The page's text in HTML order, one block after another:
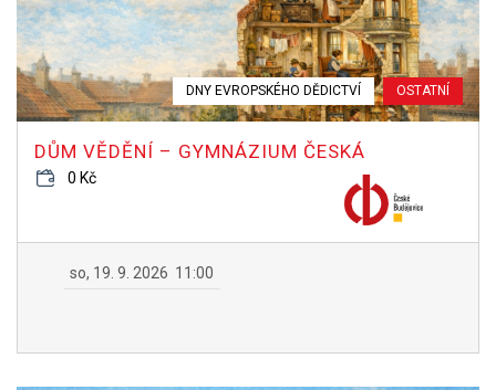
DNY EVROPSKÉHO DĚDICTVÍ OSTATNÍ
DŮM VĚDĚNÍ – GYMNÁZIUM ČESKÁ
0 Kč
so, 19. 9. 2026 11:00